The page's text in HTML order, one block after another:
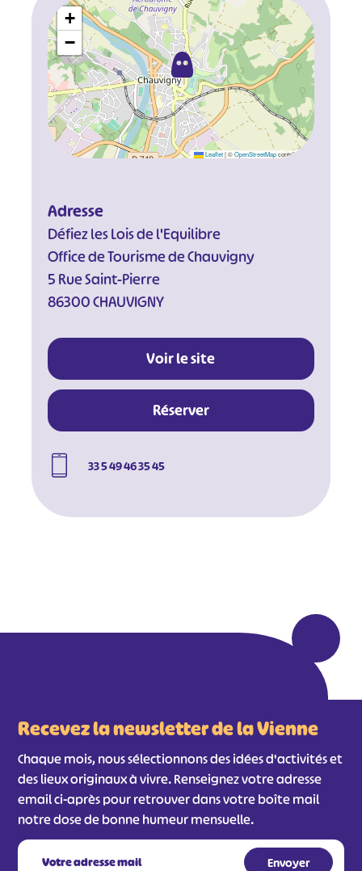
+
−
Leaflet |©OpenStreetMapcontributors
Adresse
Défiez les Lois de l'Equilibre
Office de Tourisme de Chauvigny
5 Rue Saint-Pierre
86300 CHAUVIGNY
Voir le site
Réserver
33 5 49 46 35 45
Recevez la newsletter de la Vienne
Chaque mois, nous sélectionnons des idées d'activités et
des lieux originaux à vivre. Renseignez votre adresse
email ci-après pour retrouver dans votre boîte mail
notre dose de bonne humeur mensuelle.
#
#
#